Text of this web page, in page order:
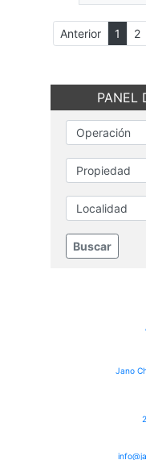
Anterior 1 2
PANEL
Jano